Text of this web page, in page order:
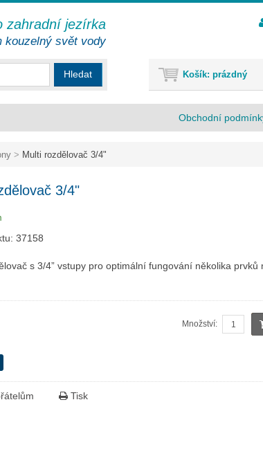
> Multi rozdělovač 3/4"
3/4"
37158
s 3/4” vstupy pro optimální fungování několika prvků
Množství:
Tisk
Obchodní
Hledat Košík: prázdný
zahradní jezírka
kouzelný svět vody